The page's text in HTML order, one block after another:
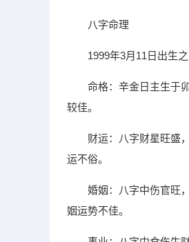
八字命理
1999年3月11日出生
命格：辛金日主生于
较佳。
财运：八字财星旺盛
运不俗。
婚姻：八字中伤官旺
姻运势不佳。